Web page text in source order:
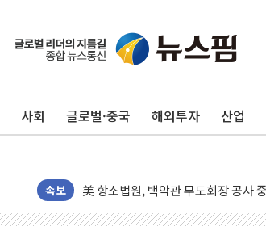
사회 글로벌·중국 해외투자 산업
속보
[종합] 이슬람 수니파 3국, '공동방
트럼프, 백신·자폐증 행정명령 검
이란 핵심 원유 수출항 '하르그섬',
美 고용 쇼크에 엔화 장중 급등…시